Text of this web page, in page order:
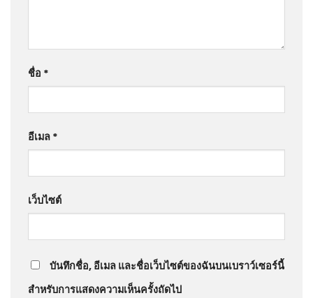
ชื่อ *
อีเมล *
เว็บไซต์
บันทึกชื่อ, อีเมล และชื่อเว็บไซต์ของฉันบนเบราว์เซอร์นี้
สำหรับการแสดงความเห็นครั้งถัดไป